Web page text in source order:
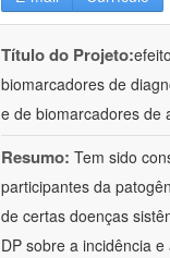
Título do Projeto:
biomarcadores de
e de biomarcadores de
Resumo: Tem sido
participantes da
de certas doenças
DP sobre a incidência